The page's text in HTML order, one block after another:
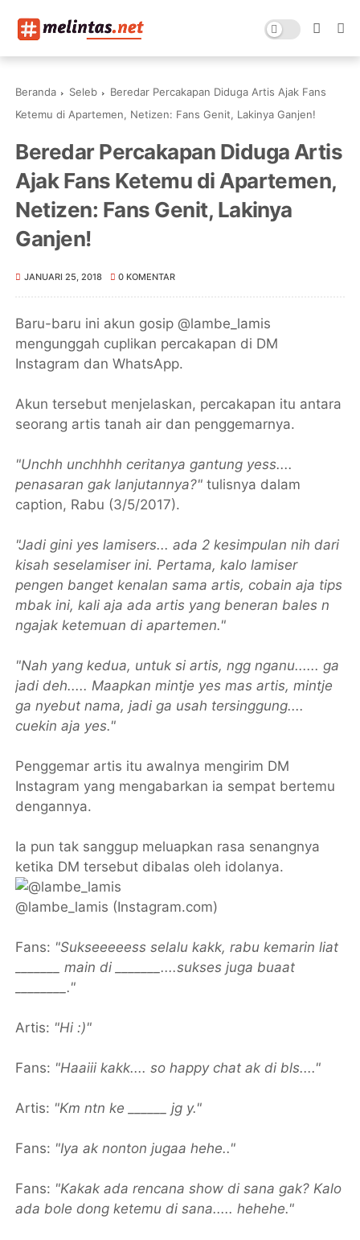
Beranda Seleb
Beredar Percakapan Diduga Artis Ajak Fans
Ketemu di Apartemen, Netizen: Fans Genit, Lakinya Ganjen!
Beredar Percakapan Diduga Artis
Ajak Fans Ketemu di Apartemen,
Netizen: Fans Genit, Lakinya
Ganjen!
JANUARI 25, 2018 0 KOMENTAR
Baru-baru ini akun gosip @lambe_lamis
mengunggah cuplikan percakapan di DM
Instagram dan WhatsApp.
Akun tersebut menjelaskan, percakapan itu antara
seorang artis tanah air dan penggemarnya.
"Unchh unchhhh ceritanya gantung yess....
penasaran gak lanjutannya?" tulisnya dalam
caption, Rabu (3/5/2017).
"Jadi gini yes lamisers... ada 2 kesimpulan nih dari
kisah seselamiser ini. Pertama, kalo lamiser
pengen banget kenalan sama artis, cobain aja tips
mbak ini, kali aja ada artis yang beneran bales n
ngajak ketemuan di apartemen."
"Nah yang kedua, untuk si artis, ngg nganu...... ga
jadi deh..... Maapkan mintje yes mas artis, mintje
ga nyebut nama, jadi ga usah tersinggung....
cuekin aja yes."
Penggemar artis itu awalnya mengirim DM
Instagram yang mengabarkan ia sempat bertemu
dengannya.
Ia pun tak sanggup meluapkan rasa senangnya
ketika DM tersebut dibalas oleh idolanya.
@lambe_lamis (Instagram.com)
Fans: "Sukseeeeess selalu kakk, rabu kemarin liat
_______ main di _______....sukses juga buaat
________."
Artis: "Hi :)"
Fans: "Haaiii kakk.... so happy chat ak di bls...."
Artis: "Km ntn ke ______ jg y."
Fans: "Iya ak nonton jugaa hehe.."
Fans: "Kakak ada rencana show di sana gak? Kalo
ada bole dong ketemu di sana..... hehehe."